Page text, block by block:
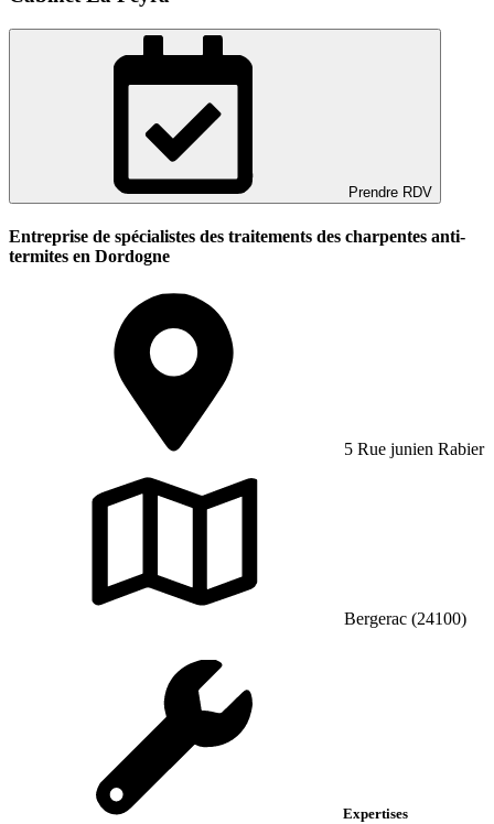
Prendre RDV
Entreprise de spécialistes des traitements des charpentes anti-
termites en Dordogne
5 Rue junien Rabier
Bergerac (24100)
Expertises